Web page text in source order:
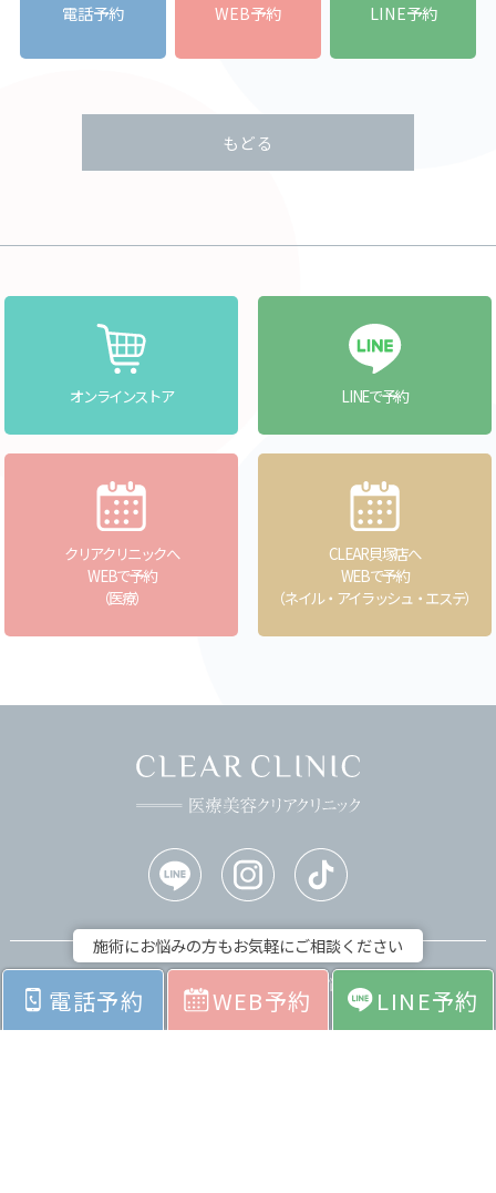
電話予約 WEB予約 LINE予約
もどる
オンラインストア LINEで予約
クリアクリニックへ
WEBで予約
（医療）
CLEAR貝塚店へ
WEBで予約
（ネイル・アイラッシュ・エステ）
お悩みから探す
料金表 症例紹介
施術にお悩みの方もお気軽にご相談ください
電話予約 WEB予約 LINE予約